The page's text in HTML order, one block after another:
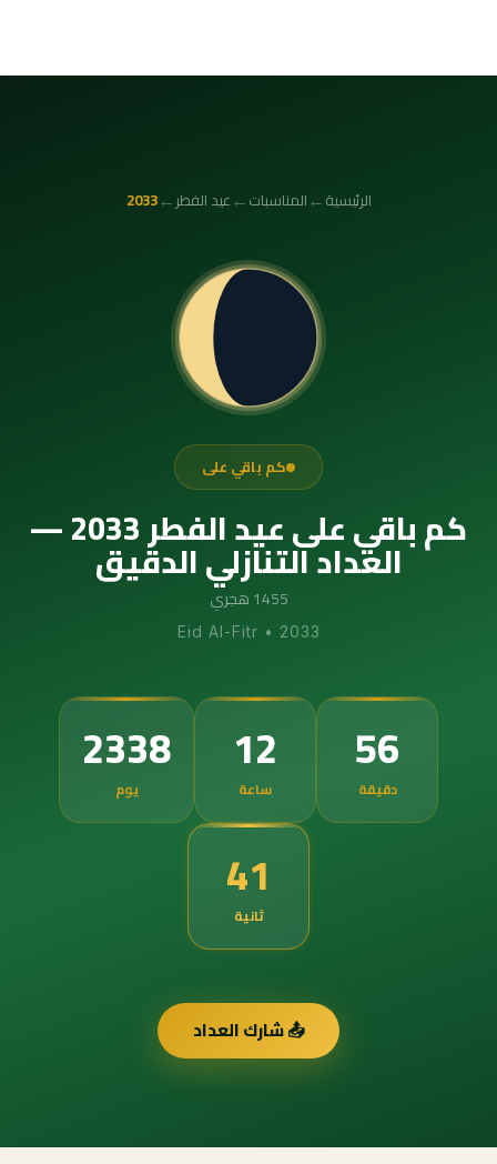
الرئيسية←المناسبات←عيد الفطر ←
2033
كم باقي على
كم باقي على عيد الفطر 2033 —
العداد التنازلي الدقيق
1455 هجري
Eid Al-Fitr • 2033
2338
يوم
12
ساعة
56
دقيقة
40
ثانية
📤 شارك العداد